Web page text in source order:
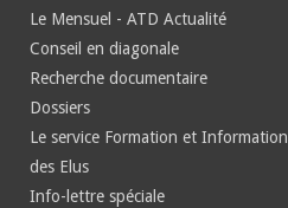
Le Mensuel - ATD Actualité
Conseil en diagonale
Recherche documentaire
Dossiers
Le service Formation et Information
des Elus
Info-lettre spéciale